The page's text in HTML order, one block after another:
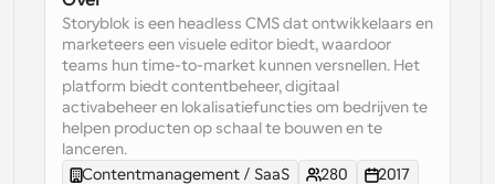
Supercharged planning met AI-gestuurde
oproepen
Workflow
Automatiseer planning en herinneringen
Blog
Blijf op de hoogte van het laatste nieuws en updates
Storyblok is een headless CMS dat ontwikkelaars en
marketeers een visuele editor biedt, waardoor
teams hun time-to-market kunnen versnellen. Het
platform biedt contentbeheer, digitaal
activabeheer en lokalisatiefuncties om bedrijven te
helpen producten op schaal te bouwen en te
lanceren.
Contentmanagement / SaaS
280 2017